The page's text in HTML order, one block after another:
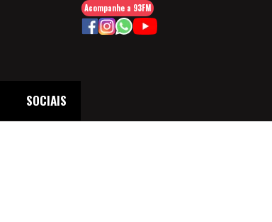
SOCIAIS
Acompanhe a 93FM